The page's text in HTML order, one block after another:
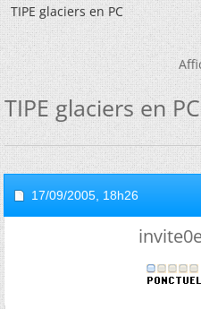
TIPE glaciers en PC
TIPE glaciers en PC
17/09/2005, 18h26